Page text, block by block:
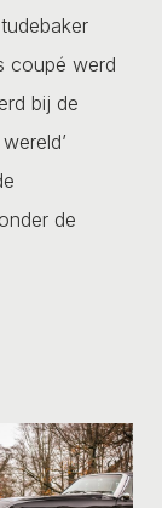
coupé werd
bij de
de